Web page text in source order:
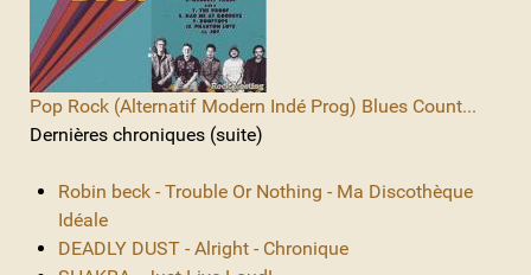
Pop Rock (Alternatif Modern Indé Prog) Blues Count...
Dernières chroniques (suite)
Robin beck - Trouble Or Nothing - Ma Discothèque
Idéale
DEADLY DUST - Alright - Chronique